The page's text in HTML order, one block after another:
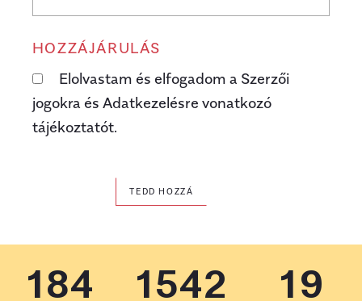
HOZZÁJÁRULÁS
Elolvastam és elfogadom a Szerzői
jogokra és Adatkezelésre vonatkozó
tájékoztatót.
TEDD HOZZÁ
184 1542 19